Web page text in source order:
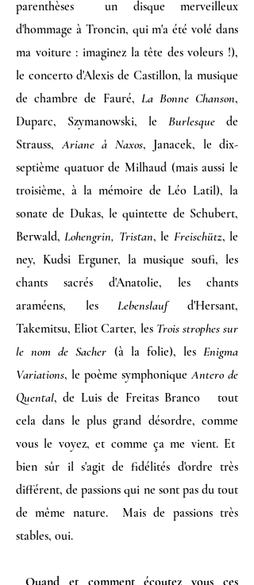
parenthèses un disque merveilleux
d'hommage à Troncin, qui m'a été volé dans
ma voiture : imaginez la tête des voleurs !),
le concerto d'Alexis de Castillon, la musique
de chambre de Fauré, La Bonne Chanson,
Duparc, Szymanowski, le Burlesque de
Strauss,Ariane à Naxos, Janacek, le dix-
septième quatuor de Milhaud (mais aussi le
troisième, à la mémoire de Léo Latil), la
sonate de Dukas, le quintette de Schubert,
Berwald,Lohengrin, Tristan, le Freischütz, le
ney, Kudsi Erguner, la musique soufi, les
chants sacrés d'Anatolie, les chants
araméens, lesLebenslaufd'Hersant,
Takemitsu, Eliot Carter, les Trois strophes sur
le nom de Sacher (à la folie), les Enigma
Variations, le poème symphoniqueAntero de
Quental, de Luis de Freitas Branco tout
cela dans le plus grand désordre, comme
vous le voyez, et comme ça me vient. Et
bien sûr il s'agit de fidélités d'ordre très
différent, de passions qui ne sont pas du tout
de même nature. Mais de passions très
stables, oui.
Quand et comment écoutez vous ces